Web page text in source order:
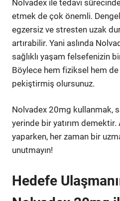
Nolvadex ile tedavi
etmek de çok önemli.
egzersiz ve stresten uzak
artırabilir. Yani aslında
sağlıklı yaşam felsefenizin
Böylece hem fiziksel hem de
pekiştirmiş olursunuz.
Nolvadex 20mg kullanmak,
yerinde bir yatırım demektir.
yaparken, her zaman bir
unutmayın!
Hedefe